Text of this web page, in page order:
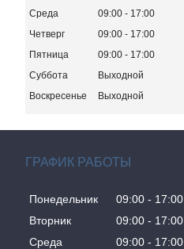
Среда
09:00
17:00
Четверг
09:00
17:00
Пятница
09:00
17:00
Суббота
Выходной
Воскресенье
Выходной
ГРАФИК РАБОТЫ
Понедельник 09:00
17:00
Вторник
09:00
17:00
Среда
09:00 17:00